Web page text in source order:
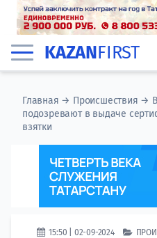
KAZANFIRST
Главная → Происшествия →
подозревают в выдаче
взятки
15:50 | 02-09-2024